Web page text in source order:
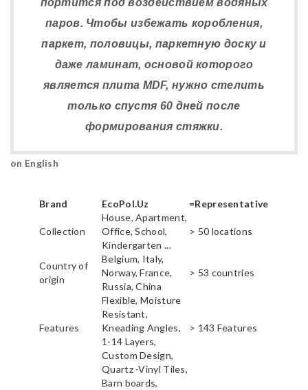
паров. Чтобы избежать коробления,
паркет, половицы, паркетную доску и
даже ламинат, основой которого
является плита MDF, нужно стелить
только спустя 60 дней после
формирования стяжки.
on English
Brand EcoPol.Uz =Representative
Collection
House, Apartment,
Office, School,
Kindergarten ...
> 50 locations
Country of
origin
Belgium, Italy,
Norway, France,
Russia, China
> 53 countries
Features
Flexible, Moisture
Resistant,
Kneading Angles,
1-14 Layers,
Custom Design,
> 143 Features
Quartz -Vinyl Tiles,
Barn boards,